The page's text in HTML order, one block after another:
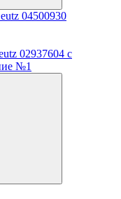
04500930